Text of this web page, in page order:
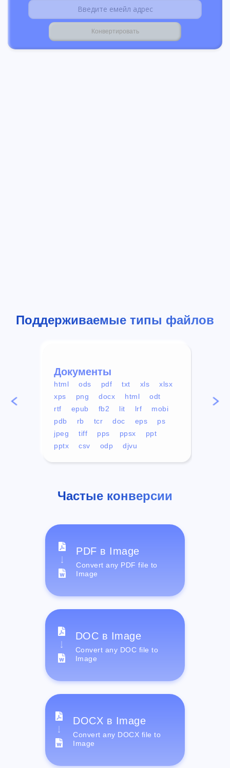
Поддерживаемые типы файлов
Документы
html ods pdf txt xls
xlsx
xps
png docx html
odt
rtf
epub fb2 lit lrf
mobi
pdb
rb tcr doc eps
ps
jpeg
tiff pps ppsx
ppt
pptx
csv odp djvu
mp4
Частые конверсии
PDF в Image
Convert any PDF file to
Image
DOC в Image
Convert any DOC file to
Image
DOCX в Image
Convert any DOCX file to
Image